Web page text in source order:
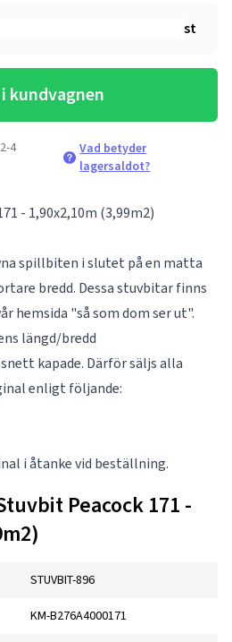
st
kundvagnen
4
Vad betyder
lagersaldot?
- 1,90x2,10m (3,99m2)
spillbiten i slutet på en matta
bredd. Dessa stuvbitar finns
hemsida "så som dom ser ut".
längd/bredd
kapade. Därför säljs alla
enligt följande:
i åtanke vid beställning.
Peacock 171 -
STUVBIT-896
KM-B276A4000171